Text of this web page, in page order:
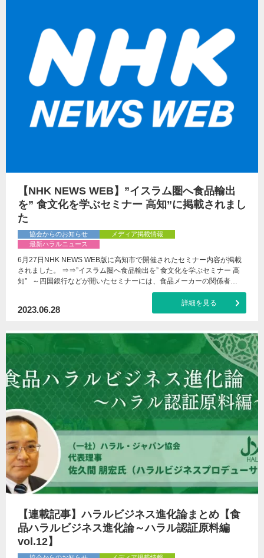
【NHK NEWS WEB】”イスラム圏へ食品輸出
を” 食文化を学ぶセミナー 高知”に掲載されまし
た
協会からのお知らせ
メディア掲載情報
最新ハラルニュース
6月27日NHK NEWS WEB版に高知市で開催されたセミナー内容が掲載
されました。 ⇒⇒”イスラム圏へ食品輸出を” 食文化を学ぶセミナー 高
知” ～四国銀行などが開いたセミナーには、食品メーカーの関係者…
2023.06.28
詳細を見る
【連載記事】ハラルビジネス進化論まとめ【食
品ハラルビジネス進化論～ハラル認証原料編
vol.12】